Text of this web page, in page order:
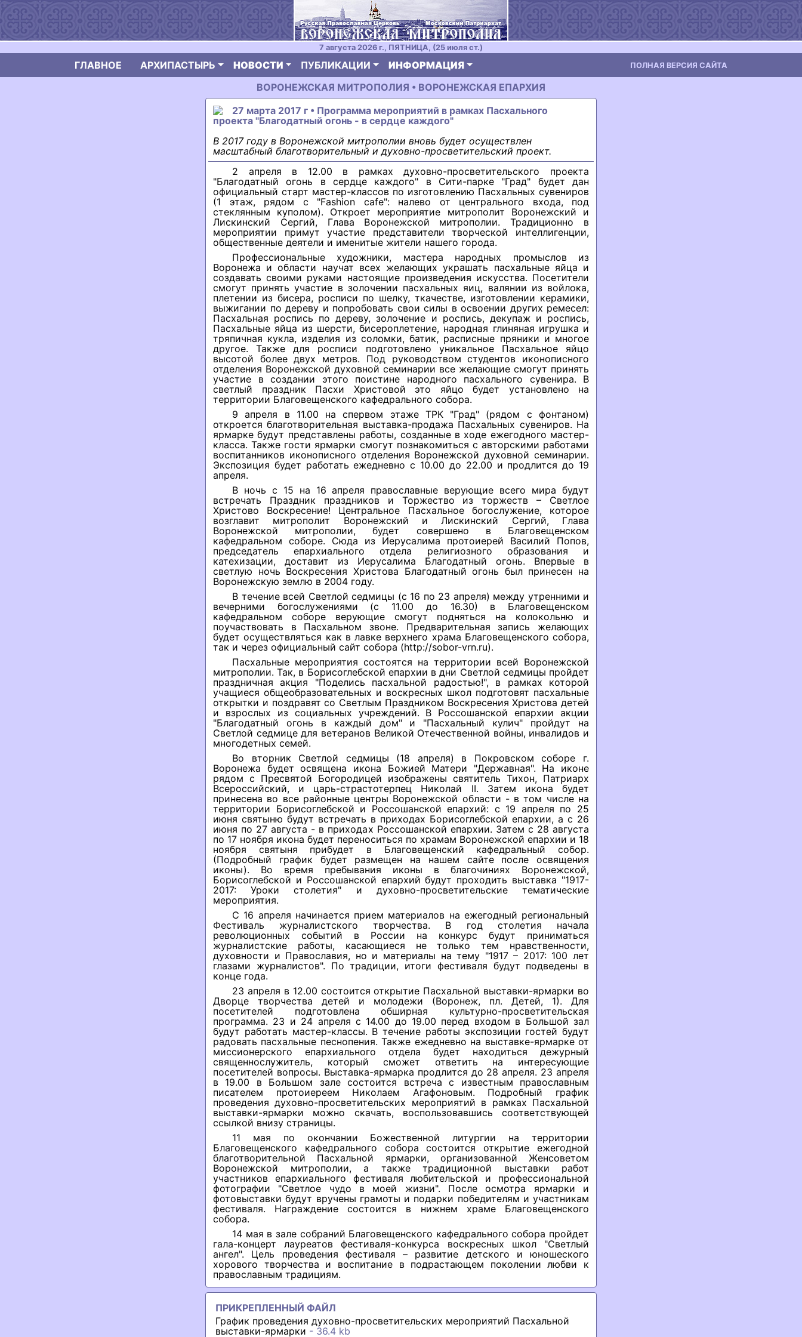
7 августа 2026 г., ПЯТНИЦА, (25 июля ст.)
ГЛАВНОЕ АРХИПАСТЫРЬ НОВОСТИ ПУБЛИКАЦИИ ИНФОРМАЦИЯ ПОЛНАЯ ВЕРСИЯ САЙТА
ВОРОНЕЖСКАЯ МИТРОПОЛИЯ • ВОРОНЕЖСКАЯ ЕПАРХИЯ
27 марта 2017 г • Программа мероприятий в рамках Пасхального
проекта "Благодатный огонь - в сердце каждого"
В 2017 году в Воронежской митрополии вновь будет осуществлен
масштабный благотворительный и духовно-просветительский проект.
2 апреля в 12.00 в рамках духовно-просветительского проекта
"Благодатный огонь в сердце каждого" в Сити-парке "Град" будет дан
официальный старт мастер-классов по изготовлению Пасхальных сувениров
(1 этаж, рядом с "Fashion cafe": налево от центрального входа, под
стеклянным куполом). Откроет мероприятие митрополит Воронежский и
Лискинский Сергий, Глава Воронежской митрополии. Традиционно в
мероприятии примут участие представители творческой интеллигенции,
общественные деятели и именитые жители нашего города.
Профессиональные художники, мастера народных промыслов из
Воронежа и области научат всех желающих украшать пасхальные яйца и
создавать своими руками настоящие произведения искусства. Посетители
смогут принять участие в золочении пасхальных яиц, валянии из войлока,
плетении из бисера, росписи по шелку, ткачестве, изготовлении керамики,
выжигании по дереву и попробовать свои силы в освоении других ремесел:
Пасхальная роспись по дереву, золочение и роспись, декупаж и роспись,
Пасхальные яйца из шерсти, бисероплетение, народная глиняная игрушка и
тряпичная кукла, изделия из соломки, батик, расписные пряники и многое
другое. Также для росписи подготовлено уникальное Пасхальное яйцо
высотой более двух метров. Под руководством студентов иконописного
отделения Воронежской духовной семинарии все желающие смогут принять
участие в создании этого поистине народного пасхального сувенира. В
светлый праздник Пасхи Христовой это яйцо будет установлено на
территории Благовещенского кафедрального собора.
9 апреля в 11.00 на спервом этаже ТРК "Град" (рядом с фонтаном)
откроется благотворительная выставка-продажа Пасхальных сувениров. На
ярмарке будут представлены работы, созданные в ходе ежегодного мастер-
класса. Также гости ярмарки смогут познакомиться с авторскими работами
воспитанников иконописного отделения Воронежской духовной семинарии.
Экспозиция будет работать ежедневно с 10.00 до 22.00 и продлится до 19
апреля.
В ночь с 15 на 16 апреля православные верующие всего мира будут
встречать Праздник праздников и Торжество из торжеств – Светлое
Христово Воскресение! Центральное Пасхальное богослужение, которое
возглавит митрополит Воронежский и Лискинский Сергий, Глава
Воронежской митрополии, будет совершено в Благовещенском
кафедральном соборе. Сюда из Иерусалима протоиерей Василий Попов,
председатель епархиального отдела религиозного образования и
катехизации, доставит из Иерусалима Благодатный огонь. Впервые в
светлую ночь Воскресения Христова Благодатный огонь был принесен на
Воронежскую землю в 2004 году.
В течение всей Светлой седмицы (с 16 по 23 апреля) между утренними и
вечерними богослужениями (с 11.00 до 16.30) в Благовещенском
кафедральном соборе верующие смогут подняться на колокольню и
поучаствовать в Пасхальном звоне. Предварительная запись желающих
будет осуществляться как в лавке верхнего храма Благовещенского собора,
так и через официальный сайт собора (http://sobor-vrn.ru).
Пасхальные мероприятия состоятся на территории всей Воронежской
митрополии. Так, в Борисоглебской епархии в дни Светлой седмицы пройдет
праздничная акция "Поделись пасхальной радостью!", в рамках которой
учащиеся общеобразовательных и воскресных школ подготовят пасхальные
открытки и поздравят со Светлым Праздником Воскресения Христова детей
и взрослых из социальных учреждений. В Россошанской епархии акции
"Благодатный огонь в каждый дом" и "Пасхальный кулич" пройдут на
Светлой седмице для ветеранов Великой Отечественной войны, инвалидов и
многодетных семей.
Во вторник Светлой седмицы (18 апреля) в Покровском соборе г.
Воронежа будет освящена икона Божией Матери "Державная". На иконе
рядом с Пресвятой Богородицей изображены святитель Тихон, Патриарх
Всероссийский, и царь-страстотерпец Николай II. Затем икона будет
принесена во все районные центры Воронежской области - в том числе на
территории Борисоглебской и Россошанской епархий: с 19 апреля по 25
июня святыню будут встречать в приходах Борисоглебской епархии, а с 26
июня по 27 августа - в приходах Россошанской епархии. Затем с 28 августа
по 17 ноября икона будет переноситься по храмам Воронежской епархии и 18
ноября святыня прибудет в Благовещенский кафедральный собор.
(Подробный график будет размещен на нашем сайте после освящения
иконы). Во время пребывания иконы в благочиниях Воронежской,
Борисоглебской и Россошанской епархий будут проходить выставка "1917-
2017: Уроки столетия" и духовно-просветительские тематические
мероприятия.
С 16 апреля начинается прием материалов на ежегодный региональный
Фестиваль журналистского творчества. В год столетия начала
революционных событий в России на конкурс будут приниматься
журналистские работы, касающиеся не только тем нравственности,
духовности и Православия, но и материалы на тему "1917 – 2017: 100 лет
глазами журналистов". По традиции, итоги фестиваля будут подведены в
конце года.
23 апреля в 12.00 состоится открытие Пасхальной выставки-ярмарки во
Дворце творчества детей и молодежи (Воронеж, пл. Детей, 1). Для
посетителей подготовлена обширная культурно-просветительская
программа. 23 и 24 апреля с 14.00 до 19.00 перед входом в Большой зал
будут работать мастер-классы. В течение работы экспозиции гостей будут
радовать пасхальные песнопения. Также ежедневно на выставке-ярмарке от
миссионерского епархиального отдела будет находиться дежурный
священнослужитель, который сможет ответить на интересующие
посетителей вопросы. Выставка-ярмарка продлится до 28 апреля. 23 апреля
в 19.00 в Большом зале состоится встреча с известным православным
писателем протоиереем Николаем Агафоновым. Подробный график
проведения духовно-просветительских мероприятий в рамках Пасхальной
выставки-ярмарки можно скачать, воспользовавшись соответствующей
ссылкой внизу страницы.
11 мая по окончании Божественной литургии на территории
Благовещенского кафедрального собора состоится открытие ежегодной
благотворительной Пасхальной ярмарки, организованной Женсоветом
Воронежской митрополии, а также традиционной выставки работ
участников епархиального фестиваля любительской и профессиональной
фотографии "Светлое чудо в моей жизни". После осмотра ярмарки и
фотовыставки будут вручены грамоты и подарки победителям и участникам
фестиваля. Награждение состоится в нижнем храме Благовещенского
собора.
14 мая в зале собраний Благовещенского кафедрального собора пройдет
гала-концерт лауреатов фестиваля-конкурса воскресных школ "Светлый
ангел". Цель проведения фестиваля – развитие детского и юношеского
хорового творчества и воспитание в подрастающем поколении любви к
православным традициям.
ПРИКРЕПЛЕННЫЙ ФАЙЛ
График проведения духовно-просветительских мероприятий Пасхальной
выставки-ярмарки - 36.4 kb